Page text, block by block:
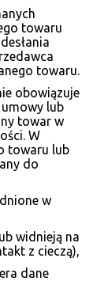
towaru
towaru.
obowiązuje
lub
towar w
W
towaru lub
do
w
widnieją na
z cieczą),
dane